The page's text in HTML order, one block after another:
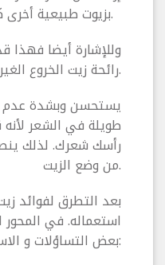
بزيوت طبيعية أخرى كجوز الهند أوغيره.
وللإشارة أيضا
رائحة زيت الخروع الغير المحببة.
طويلة في الشعر
رأسك شعرك. لذلك
من وضع الزيت.
استعماله. في المحور
بعض التساؤلات و الاستفسارات الشائعة أبرزها: